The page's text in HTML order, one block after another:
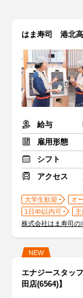
はま寿司 港北
給与
雇用形態
シフト
アクセス
大学生歓迎 オ
1日4h以内可
主
株式会社はま寿司の
NEW
エナジースタッ
田店(6564)】